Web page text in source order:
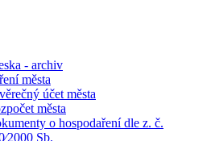
- archiv
města
účet města
města
o hospodaření dle z. č.
Sb.